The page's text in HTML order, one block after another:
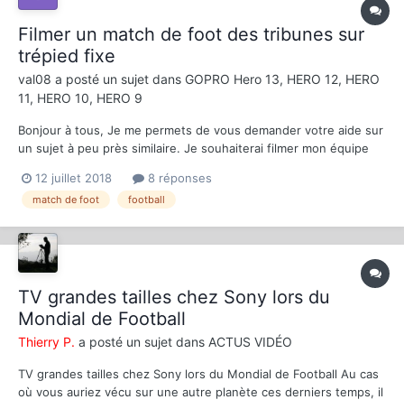
Filmer un match de foot des tribunes sur
trépied fixe
val08 a posté un sujet dans GOPRO Hero 13, HERO 12, HERO
11, HERO 10, HERO 9
Bonjour à tous, Je me permets de vous demander votre aide sur
un sujet à peu près similaire. Je souhaiterai filmer mon équipe
avec trepied. La distance serait d'environ 10 mètres du terrain
pour environ 4m de Hauteur. Durée de...
12 juillet 2018 8 réponses
match de foot football
TV grandes tailles chez Sony lors du
Mondial de Football
Thierry P. a posté un sujet dans ACTUS VIDÉO
TV grandes tailles chez Sony lors du Mondial de Football Au cas
où vous auriez vécu sur une autre planète ces derniers temps, il